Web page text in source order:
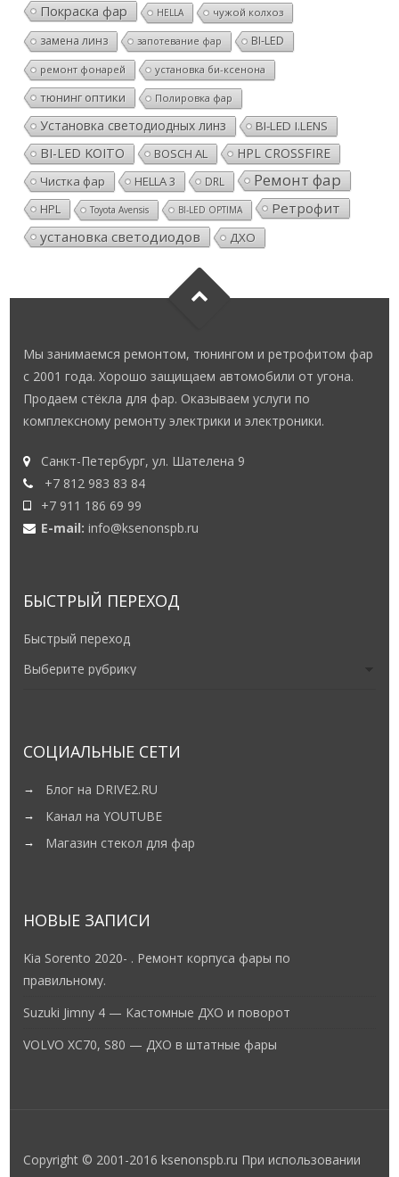
Покраска фар HELLA чужой колхоз
замена линз запотевание фар BI-LED
ремонт фонарей установка би-ксенона
тюнинг оптики Полировка фар
Установка светодиодных линз BI-LED I.LENS
BI-LED KOITO BOSCH AL HPL CROSSFIRE
Чистка фар HELLA 3 DRL Ремонт фар
HPL Toyota Avensis BI-LED OPTIMA
Ретрофит
установка светодиодов
ДХО
Мы занимаемся ремонтом, тюнингом и ретрофитом фар
с 2001 года. Хорошо защищаем автомобили от угона.
Продаем стёкла для фар. Оказываем услуги по
комплексному ремонту электрики и электроники.
Санкт-Петербург, ул. Шателена 9
+7 812 983 83 84
+7 911 186 69 99
E-mail:info@ksenonspb.ru
БЫСТРЫЙ ПЕРЕХОД
Быстрый переход
СОЦИАЛЬНЫЕ СЕТИ
Блог на DRIVE2.RU
Канал на YOUTUBE
Магазин стекол для фар
НОВЫЕ ЗАПИСИ
Kia Sorento 2020- . Ремонт корпуса фары по
правильному.
Suzuki Jimny 4 — Кастомные ДХО и поворот
VOLVO XC70, S80 — ДХО в штатные фары
Copyright © 2001-2016 ksenonspb.ru При использовании